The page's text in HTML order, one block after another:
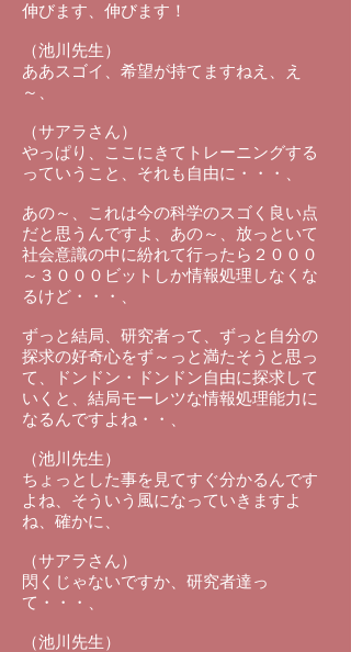
伸びます、伸びます！
（池川先生）
ああスゴイ、希望が持てますねえ、え
～、
（サアラさん）
やっぱり、ここにきてトレーニングする
っていうこと、それも自由に・・・、
あの～、これは今の科学のスゴく良い点
だと思うんですよ、あの～、放っといて
社会意識の中に紛れて行ったら２０００
～３０００ビットしか情報処理しなくな
るけど・・・、
ずっと結局、研究者って、ずっと自分の
探求の好奇心をず～っと満たそうと思っ
て、ドンドン・ドンドン自由に探求して
いくと、結局モーレツな情報処理能力に
なるんですよね・・、
（池川先生）
ちょっとした事を見てすぐ分かるんです
よね、そういう風になっていきますよ
ね、確かに、
（サアラさん）
閃くじゃないですか、研究者達っ
て・・・、
（池川先生）